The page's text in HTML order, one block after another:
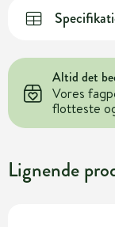
Altid det
Vores
flotteste
Lignende